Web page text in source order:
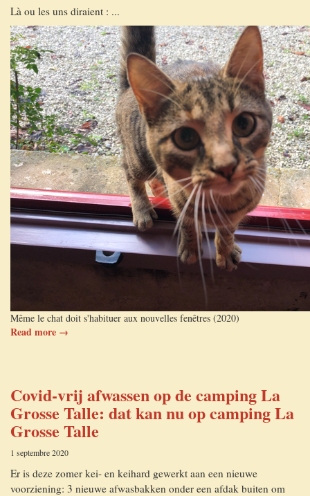
Là ou les uns diraient : ...
Même le chat doit s'habituer aux nouvelles fenêtres (2020)
Read more →
Covid-vrij afwassen op de camping La
Grosse Talle: dat kan nu op camping La
Grosse Talle
1 septembre 2020
Er is deze zomer kei- en keihard gewerkt aan een nieuwe
voorziening: 3 nieuwe afwasbakken onder een afdak buiten om